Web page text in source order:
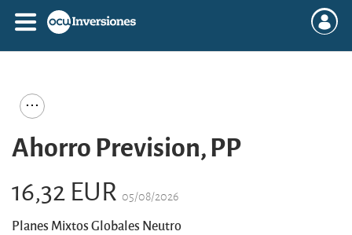
Ahorro Prevision, PP
16,32 EUR 05/08/2026
Planes Mixtos Globales Neutro